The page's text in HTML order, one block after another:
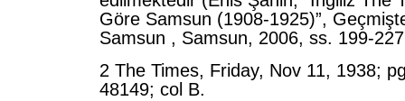
Göre Samsun (1908-1925)”,
Samsun , Samsun, 2006, ss. 199-
2 The Times, Friday, Nov 11, 1938;
48149; col B.